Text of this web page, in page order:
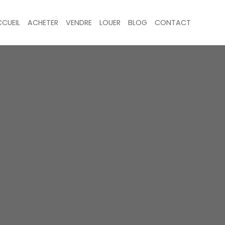
ACHETER VENDRE LOUER BLOG CONTACT